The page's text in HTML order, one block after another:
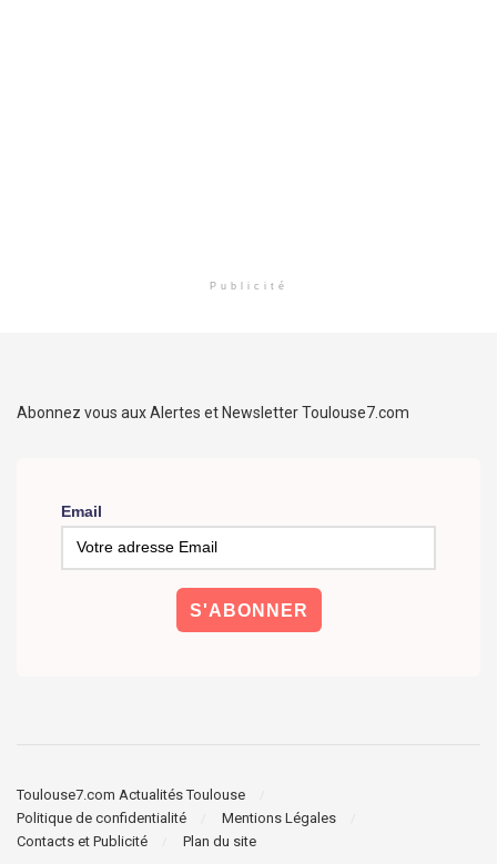
Publicité
Abonnez vous aux Alertes et Newsletter Toulouse7.com
Email
Toulouse7.com Actualités Toulouse
Politique de confidentialité
Mentions Légales
Contacts et Publicité
Plan du site